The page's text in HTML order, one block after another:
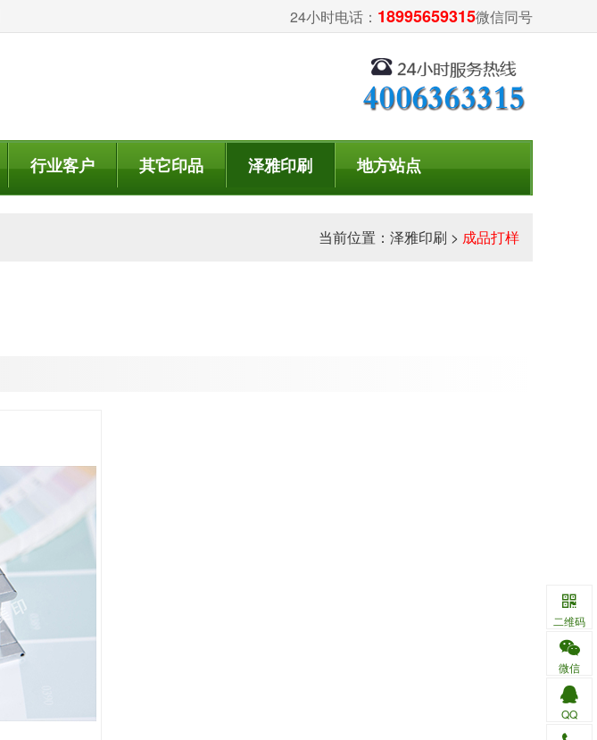
24小时电话： 18995659315微信同号
行业客户 其它印品 泽雅印刷 地方站点
当前位置： 泽雅印刷 > 成品打样
二维码
微信
QQ